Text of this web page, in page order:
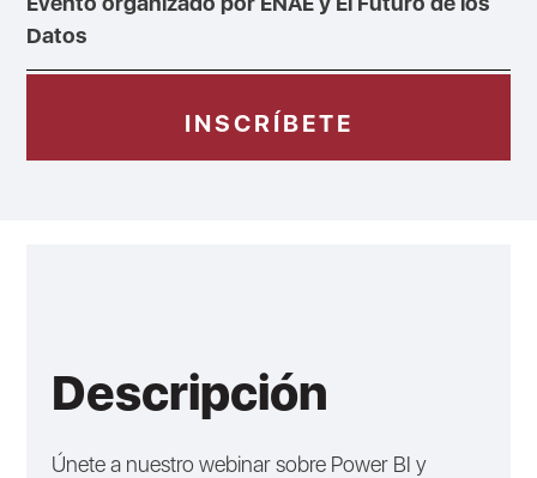
Datos
INSCRÍBETE
Descripción
Únete a nuestro webinar sobre Power BI y